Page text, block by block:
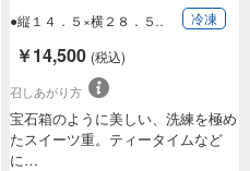
●縦１４．５×横２８．５
冷凍
￥14,500 (税込)
召しあがり方
宝石箱のように美しい、洗練を極め
たスイーツ重。ティータイムなど
に…